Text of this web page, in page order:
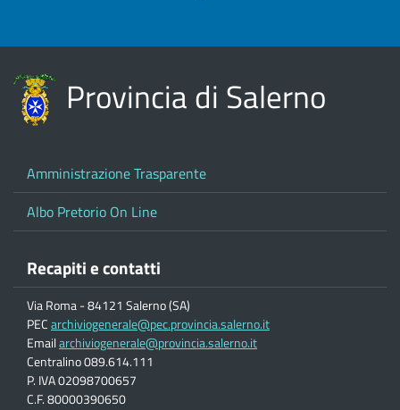
Provincia di Salerno
Amministrazione Trasparente
Albo Pretorio On Line
Recapiti e contatti
Via Roma - 84121 Salerno (SA)
PECarchiviogenerale@pec.provincia.salerno.it
Emailarchiviogenerale@provincia.salerno.it
Centralino 089.614.111
P. IVA 02098700657
C.F. 80000390650